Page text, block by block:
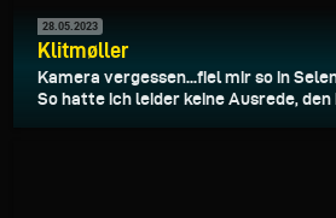
28.05.2023
Klitmøller
Kamera vergessen...fiel mir so in
So hatte ich leider keine Ausrede, den